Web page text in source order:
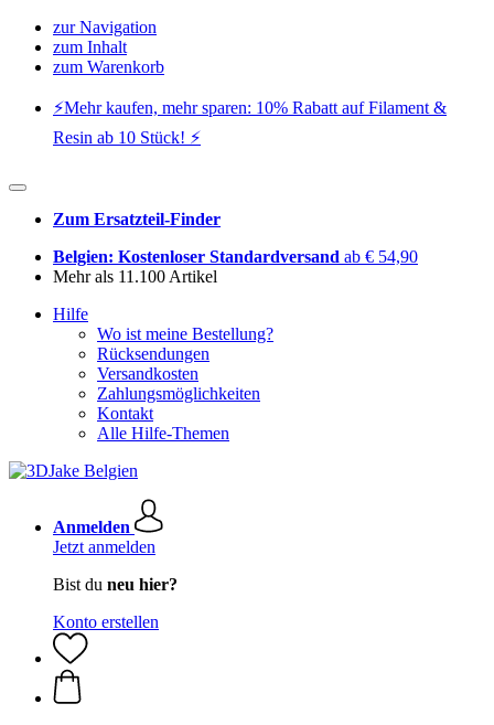
zur Navigation
zum Inhalt
zum Warenkorb
⚡️Mehr kaufen, mehr sparen: 10% Rabatt auf Filament &
Resin ab 10 Stück! ⚡️
Zum Ersatzteil-Finder
Belgien: Kostenloser Standardversand ab € 54,90
Mehr als 11.100 Artikel
Hilfe
Wo ist meine Bestellung?
Rücksendungen
Versandkosten
Zahlungsmöglichkeiten
Kontakt
Alle Hilfe-Themen
Anmelden
Jetzt anmelden
Bist du neu hier?
Konto erstellen